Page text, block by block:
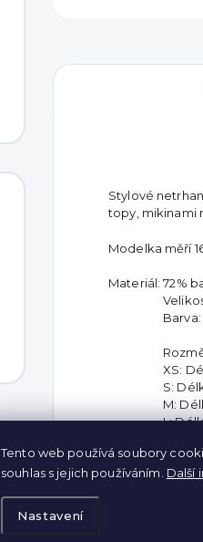
Tento web používá soubory
souhlas s jejich používáním. Další
Nastavení
Stylové
topy, mikinami
Modelka měří
Materiál: 72%
XS:
S:
M:
L: